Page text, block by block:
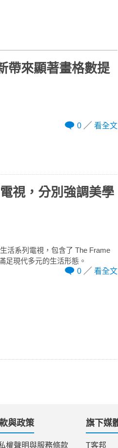
帶來顯著畫格數提
0 看全文
視，分別強調美學
活系列電視，包含了 The Frame
足現代多元的生活形態。
0
看全文
與政策
權聲明與服務條款
旗下媒
T客邦